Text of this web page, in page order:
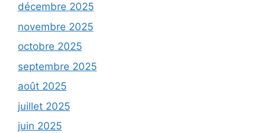
décembre 2025
novembre 2025
octobre 2025
septembre 2025
août 2025
juillet 2025
juin 2025